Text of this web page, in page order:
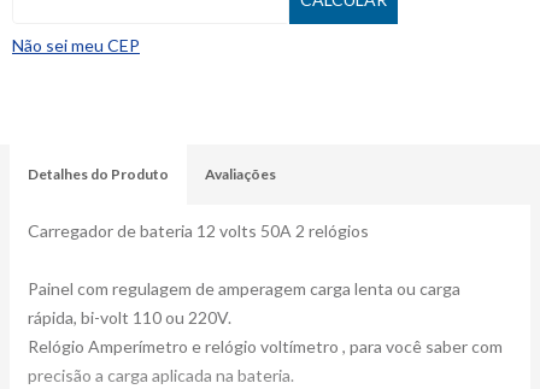
Não sei meu CEP
Detalhes do Produto Avaliações
Carregador de bateria 12 volts 50A 2 relógios
Painel com regulagem de amperagem carga lenta ou carga
rápida, bi-volt 110 ou 220V.
Relógio Amperímetro e relógio voltímetro , para você saber com
precisão a carga aplicada na bateria.